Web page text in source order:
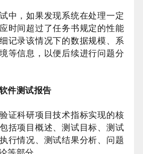
中，如果发现系统在处理一定
时间超过了任务书规定的性能
记录该情况下的数据规模、系
等信息，以便后续进行问题分
件测试报告
证科研项目技术指标实现的核
括项目概述、测试目标、测试
行情况、测试结果分析、问题